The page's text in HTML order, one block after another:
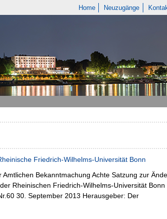
Home Neuzugänge
Friedrich-Wilhelms-Universität Bonn
Bekanntmachung Achte Satzung zur
Rheinischen Friedrich-Wilhelms-Universität
30. September 2013 Herausgeber: Der